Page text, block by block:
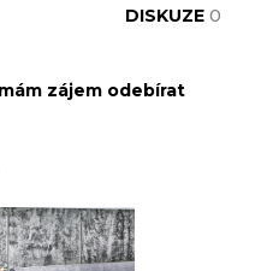
DISKUZE 0